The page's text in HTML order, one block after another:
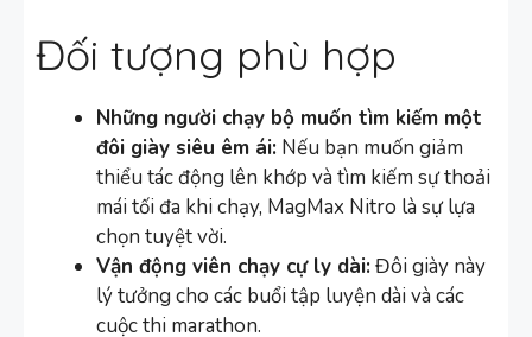
Đối tượng phù hợp
Những người chạy bộ muốn tìm kiếm một
đôi giày siêu êm ái: Nếu bạn muốn giảm
thiểu tác động lên khớp và tìm kiếm sự thoải
mái tối đa khi chạy, MagMax Nitro là sự lựa
chọn tuyệt vời.
Vận động viên chạy cự ly dài:Đôi giày này
lý tưởng cho các buổi tập luyện dài và các
cuộc thi marathon.